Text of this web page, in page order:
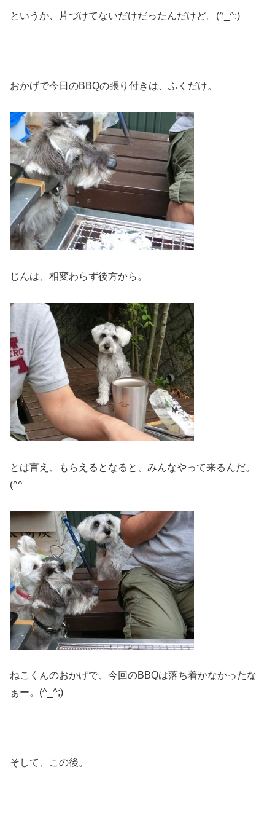
というか、片づけてないだけだったんだけど。(^_^;)
おかげで今日のBBQの張り付きは、ふくだけ。
じんは、相変わらず後方から。
とは言え、もらえるとなると、みんなやって来るんだ。
(^^ゞ
ねこくんのおかげで、今回のBBQは落ち着かなかったな
ぁー。(^_^;)
そして、この後。